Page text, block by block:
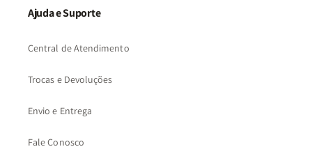
Ajuda e Suporte
Central de Atendimento
Trocas e Devoluções
Envio e Entrega
Fale Conosco